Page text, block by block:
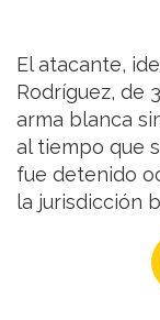
El atacante,
Rodríguez, de
arma blanca
al tiempo que
fue detenido
la jurisdicción